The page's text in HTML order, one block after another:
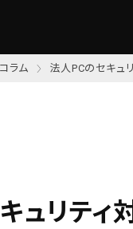
ラム 法人PCのセキュ
ュリティ